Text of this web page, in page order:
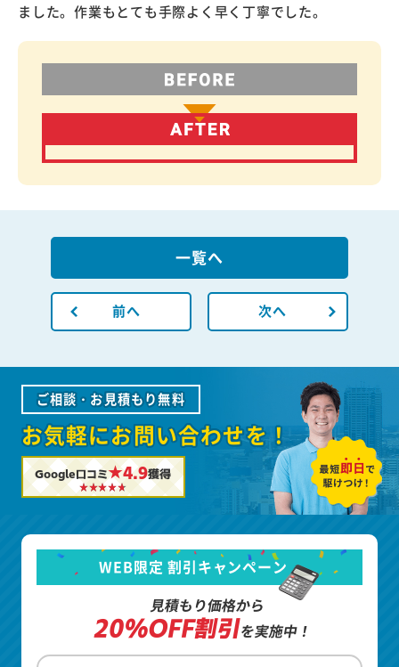
ました。作業もとても手際よく早く丁寧でした。
前へ
一覧へ
次へ
ご相談・お見積もり無料
お気軽にお問い合わせを！
Google口コミ★4.9獲得
WEB限定 割引キャンペーン
見積もり価格から
20%OFF割引を実施中！